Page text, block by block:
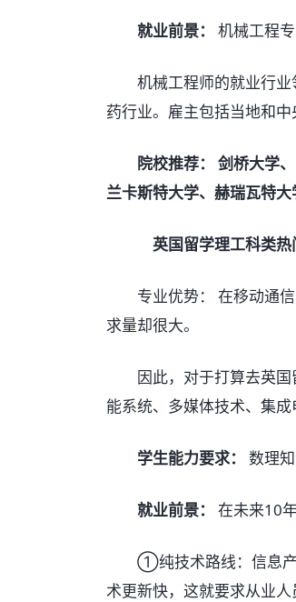
就业前景： 机械工程
机械工程师的就业行业
药行业。雇主包括当地和
院校推荐： 剑桥大学
兰卡斯特大学、赫瑞瓦特大
英国留学理工科类
专业优势： 在移动通信
求量却很大。
因此，对于打算去英国
能系统、多媒体技术、集成
学生能力要求： 数理
就业前景： 在未来10
①纯技术路线：信息产业
术更新快，这就要求从业